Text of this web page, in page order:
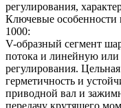
регулирования,
Ключевые
1000:
V-образный сегмент
потока и линейную
регулирования.
герметичность и
приводной вал и
передачу крутящего